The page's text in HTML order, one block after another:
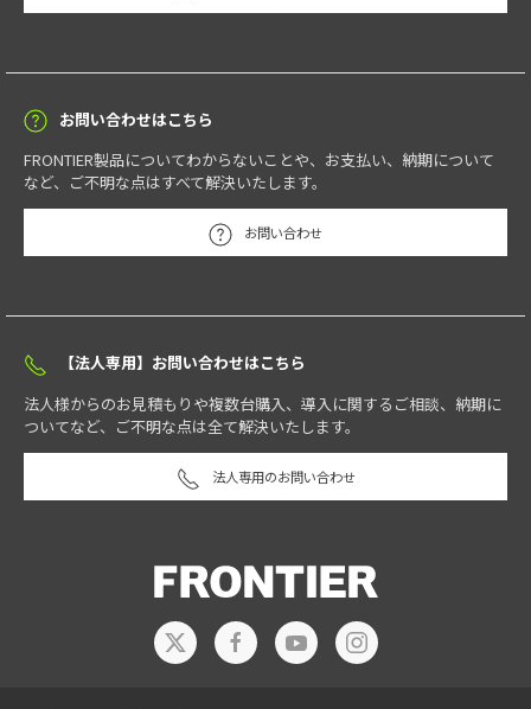
お問い合わせはこちら
FRONTIER製品についてわからないことや、お支払い、納期について
など、ご不明な点はすべて解決いたします。
お問い合わせ
【法人専用】お問い合わせはこちら
法人様からのお見積もりや複数台購入、導入に関するご相談、納期に
ついてなど、ご不明な点は全て解決いたします。
法人専用のお問い合わせ